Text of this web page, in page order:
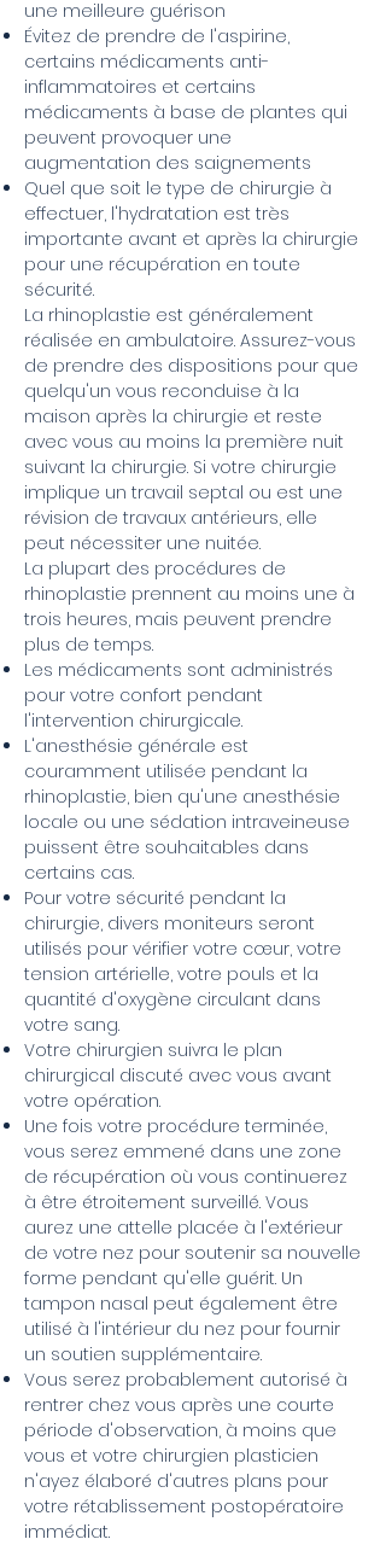
une meilleure guérison
Évitez de prendre de l'aspirine,
certains médicaments anti-
inflammatoires et certains
médicaments à base de plantes qui
peuvent provoquer une
augmentation des saignements
Quel que soit le type de chirurgie à
effectuer, l'hydratation est très
importante avant et après la chirurgie
pour une récupération en toute
sécurité.
La rhinoplastie est généralement
réalisée en ambulatoire. Assurez-vous
de prendre des dispositions pour que
quelqu'un vous reconduise à la
maison après la chirurgie et reste
avec vous au moins la première nuit
suivant la chirurgie. Si votre chirurgie
implique un travail septal ou est une
révision de travaux antérieurs, elle
peut nécessiter une nuitée.
La plupart des procédures de
rhinoplastie prennent au moins une à
trois heures, mais peuvent prendre
plus de temps.
Les médicaments sont administrés
pour votre confort pendant
l'intervention chirurgicale.
L'anesthésie générale est
couramment utilisée pendant la
rhinoplastie, bien qu'une anesthésie
locale ou une sédation intraveineuse
puissent être souhaitables dans
certains cas.
Pour votre sécurité pendant la
chirurgie, divers moniteurs seront
utilisés pour vérifier votre cœur, votre
tension artérielle, votre pouls et la
quantité d'oxygène circulant dans
votre sang.
Votre chirurgien suivra le plan
chirurgical discuté avec vous avant
votre opération.
Une fois votre procédure terminée,
vous serez emmené dans une zone
de récupération où vous continuerez
à être étroitement surveillé. Vous
aurez une attelle placée à l'extérieur
de votre nez pour soutenir sa nouvelle
forme pendant qu'elle guérit. Un
tampon nasal peut également être
utilisé à l'intérieur du nez pour fournir
un soutien supplémentaire.
Vous serez probablement autorisé à
rentrer chez vous après une courte
période d'observation, à moins que
vous et votre chirurgien plasticien
n'ayez élaboré d'autres plans pour
votre rétablissement postopératoire
immédiat.